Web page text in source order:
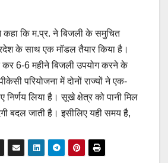
कहा कि म.प्र. ने बिजली के समुचित
के साथ एक मॉडल तैयार किया है।
कर 6-6 महीने बिजली उपयोग करने के
परियोजना में दोनों राज्यों ने एक-
निर्णय लिया है। सूखे क्षेत्र को पानी मिल
बदल जाती है। इसीलिए यही समय है,